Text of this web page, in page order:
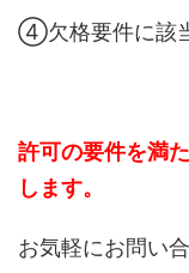
④欠格要件に該
許可の要件を満
します。
お気軽にお問い